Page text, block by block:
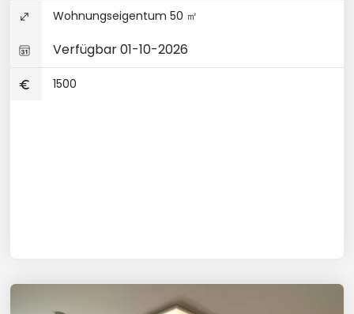
Wohnungseigentum 50 ㎡
Verfügbar 01-10-2026
1500